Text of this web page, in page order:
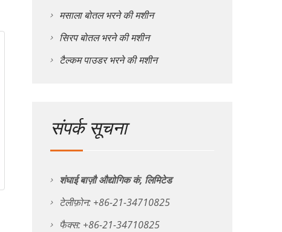
मसाला बोतल भरने की मशीन
सिरप बोतल भरने की मशीन
टैल्कम पाउडर भरने की मशीन
संपर्क सूचना
शंघाई बाज़ौ औद्योगिक कं, लिमिटेड
टेलीफ़ोन: +86-21-34710825
फैक्स: +86-21-34710825